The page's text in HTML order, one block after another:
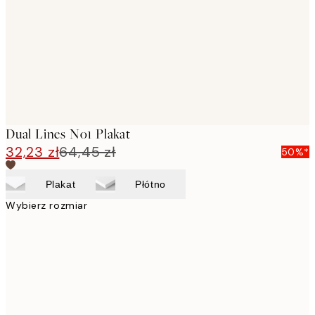
Dual Lines No1 Plakat
32,23 zł64,45 zł 50%*
Plakat Płótno
Wybierz rozmiar